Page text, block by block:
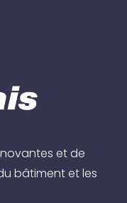
et de
bâtiment et les